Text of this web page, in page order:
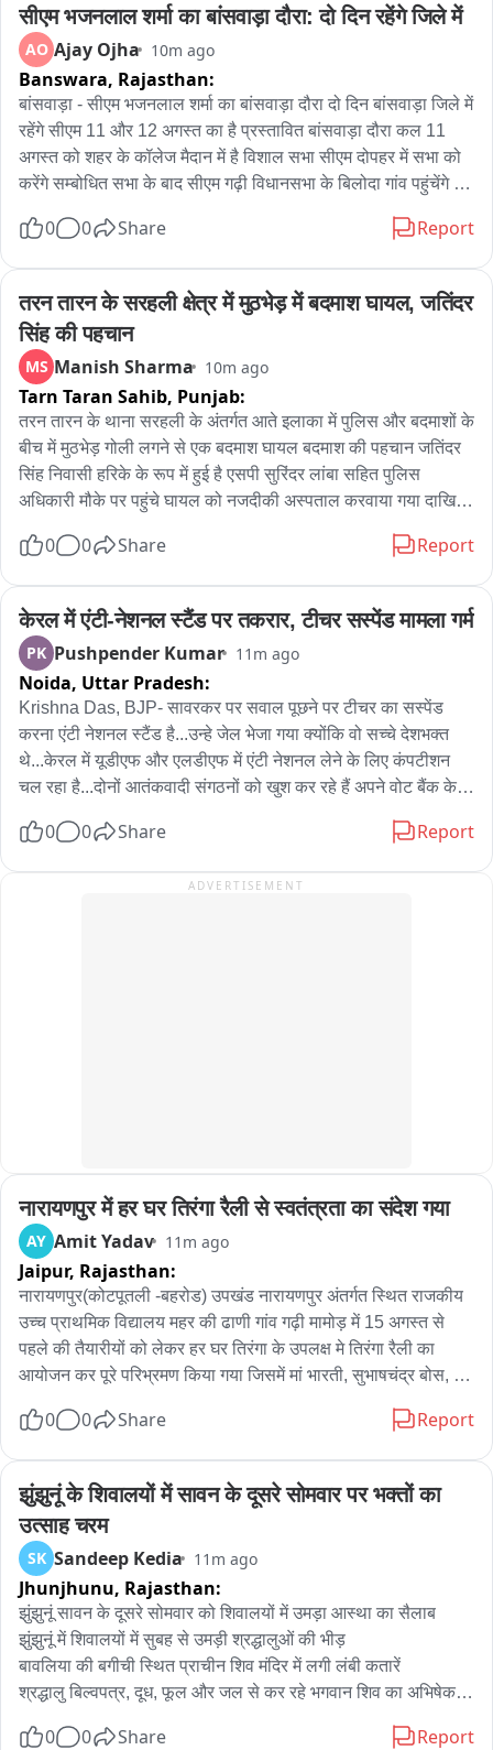
की हर सुविधा उपलब्ध है।
बाइट -- 01 सदस्य शिव कांवड़ संघ अनाज मंडी अंबाला कैंट।
वी ओ -- वहीं शिवर में खाना बनाने वाले हलवाई से जब बात की तो उसने
बताया कि वो पिछले 20 साल से शिवर में खाना बना रहे है । सुबह से रात
11 बजे तक शिविर में खाना बनाया जाता है और सुबह की अगर बात करें तो
वीओ -- हरिद्वार से कांवड़ लेकर आए कांवड़ियों से जब रास्ते में प्रशासन की
व्यवस्था और मौसम के बारे में पूछा तो उन्होंने अच्छे मौसम की बात कही वहीं
प्रशासन की व्यवस्था की भी जमकर तारीफ की । अंबाला में लगाए गये
कांवड़ शिवर की भी जमकर तारीफ करते हुए कहा कि यहां पर बहुत अच्छी
व्यवस्था की गई है खाना पीना सब अच्छा है ।
बाइट -- 03 से 05 हरिद्वार से कांवड़ लेकर आए कांवड़िये।
सीएम भजनलाल शर्मा का बांसवाड़ा दौरा: दो दिन रहेंगे जिले में
AO Ajay Ojha 10m ago
Banswara, Rajasthan:
बांसवाड़ा - सीएम भजनलाल शर्मा का बांसवाड़ा दौरा दो दिन बांसवाड़ा जिले में
रहेंगे सीएम 11 और 12 अगस्त का है प्रस्तावित बांसवाड़ा दौरा कल 11
अगस्त को शहर के कॉलेज मैदान में है विशाल सभा सीएम दोपहर में सभा को
करेंगे सम्बोधित सभा के बाद सीएम गढ़ी विधानसभा के बिलोदा गांव पहुंचेंगे
करेंगे सीएम 12 अगस्त की सुबह बिलोदा गांव में करेंगे मॉर्निंग वॉक मॉर्निंग वॉक
पुलिस अलर्ट डीएम डॉ इंद्रजीत यादव, एसपी सुधीर जोशी ले रहे व्यवस्थाओं
का जायजा ADM पर्वतसिंह चुंडावत भी सीएम दौरे की तैयारीयों में जुटे
0 0 Share Report
तरन तारन के सरहली क्षेत्र में मुठभेड़ में बदमाश घायल, जतिंदर
सिंह की पहचान
MS Manish Sharma 10m ago
Tarn Taran Sahib, Punjab:
तरन तारन के थाना सरहली के अंतर्गत आते इलाका में पुलिस और बदमाशों के
बीच में मुठभेड़ गोली लगने से एक बदमाश घायल बदमाश की पहचान जतिंदर
सिंह निवासी हरिके के रूप में हुई है एसपी सुरिंदर लांबा सहित पुलिस
अधिकारी मौके पर पहुंचे घायल को नजदीकी अस्पताल करवाया गया दाखिल
आरोपी
0 0 Share Report
केरल में एंटी-नेशनल स्टैंड पर तकरार, टीचर सस्पेंड मामला गर्म
PK Pushpender Kumar 11m ago
Noida, Uttar Pradesh:
Krishna Das, BJP- सावरकर पर सवाल पूछने पर टीचर का सस्पेंड
करना एंटी नेशनल स्टैंड है...उन्हे जेल भेजा गया क्योंकि वो सच्चे देशभक्त
थे...केरल में यूडीएफ और एलडीएफ में एंटी नेशनल लेने के लिए कंपटीशन
चल रहा है...दोनों आतंकवादी संगठनों को खुश कर रहे हैं अपने वोट बैंक के
मीटिंग में इस पर फैसला लेंगे.
आलोचना का विषय है...जो सवाल पूछा गया उसका जवाब सब जानते
0 0 Share Report
ADVERTISEMENT
नारायणपुर में हर घर तिरंगा रैली से स्वतंत्रता का संदेश गया
AY Amit Yadav 11m ago
Jaipur, Rajasthan:
नारायणपुर(कोटपूतली -बहरोड) उपखंड नारायणपुर अंतर्गत स्थित राजकीय
उच्च प्राथमिक विद्यालय महर की ढाणी गांव गढ़ी मामोड़ में 15 अगस्त से
पहले की तैयारीयों को लेकर हर घर तिरंगा के उपलक्ष मे तिरंगा रैली का
आयोजन कर पूरे परिभ्रमण किया गया जिसमें मां भारती, सुभाषचंद्र बोस,
गलियों व मुख्य रास्तो से गुजरती हुई वापस विद्यालय पहुंची जहां देश भक्ति के
गणमान्य लोग शामिल हुए।
0 0 Share Report
झुंझुनूं के शिवालयों में सावन के दूसरे सोमवार पर भक्तों का
उत्साह चरम
SK Sandeep Kedia 11m ago
Jhunjhunu, Rajasthan:
झुंझुनूं सावन के दूसरे सोमवार को शिवालयों में उमड़ा आस्था का सैलाब
झुंझुनूं में शिवालयों में सुबह से उमड़ी श्रद्धालुओं की भीड़
बावलिया की बगीची स्थित प्राचीन शिव मंदिर में लगी लंबी कतारें
श्रद्धालु बिल्वपत्र, दूध, फूल और जल से कर रहे भगवान शिव का अभिषेक
0 0 Share Report